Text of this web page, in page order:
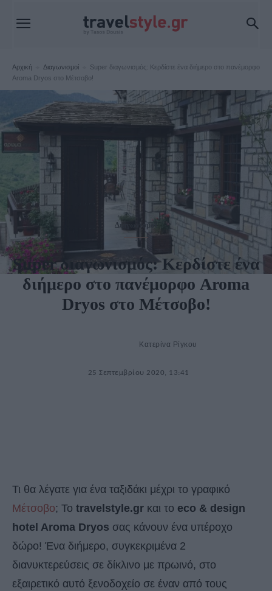
Αρχική Διαγωνισμοί
Super διαγωνισμός: Κερδίστε ένα διήμερο στο πανέμορφο
Aroma Dryos στο Μέτσοβο!
Διαγωνισμοί
Super διαγωνισμός: Κερδίστε ένα
διήμερο στο πανέμορφο Aroma
Dryos στο Μέτσοβο!
Κατερίνα Ρίγκου
25 Σεπτεμβρίου 2020, 13:41
Τι θα λέγατε για ένα ταξιδάκι μέχρι το γραφικό
Μέτσοβο; To travelstyle.gr και το eco & design
hotel Aroma Dryos σας κάνουν ένα υπέροχο
δώρο! Ένα διήμερο, συγκεκριμένα 2
διανυκτερεύσεις σε δίκλινο με πρωινό, στο
εξαιρετικό αυτό ξενοδοχείο σε έναν από τους